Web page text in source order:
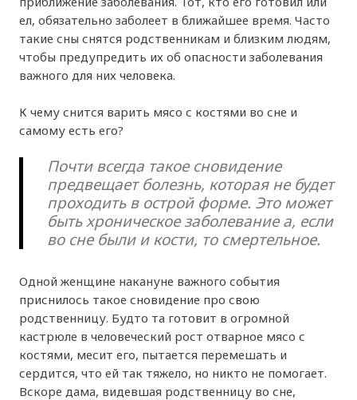
ел, обязательно заболеет в ближайшее время. Часто
такие сны снятся родственникам и близким людям,
чтобы предупредить их об опасности заболевания
важного для них человека.
К чему снится варить мясо с костями во сне и
самому есть его?
Почти всегда такое сновидение
предвещает болезнь, которая не будет
проходить в острой форме. Это может
быть хроническое заболевание а, если
во сне были и кости, то смертельное.
Одной женщине накануне важного события
приснилось такое сновидение про свою
родственницу. Будто та готовит в огромной
кастрюле в человеческий рост отварное мясо с
костями, месит его, пытается перемешать и
сердится, что ей так тяжело, но никто не помогает.
Вскоре дама, видевшая родственницу во сне,